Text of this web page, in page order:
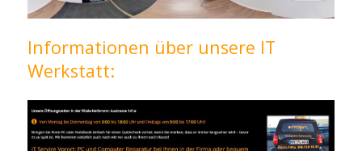
Informationen über unsere IT
Werkstatt: